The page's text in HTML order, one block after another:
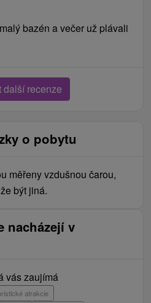
bazén a večer už plávali
další recenze
o pobytu
měřeny vzdušnou čarou,
být jiná.
nacházejí v
vás zaujímá
atrakcie